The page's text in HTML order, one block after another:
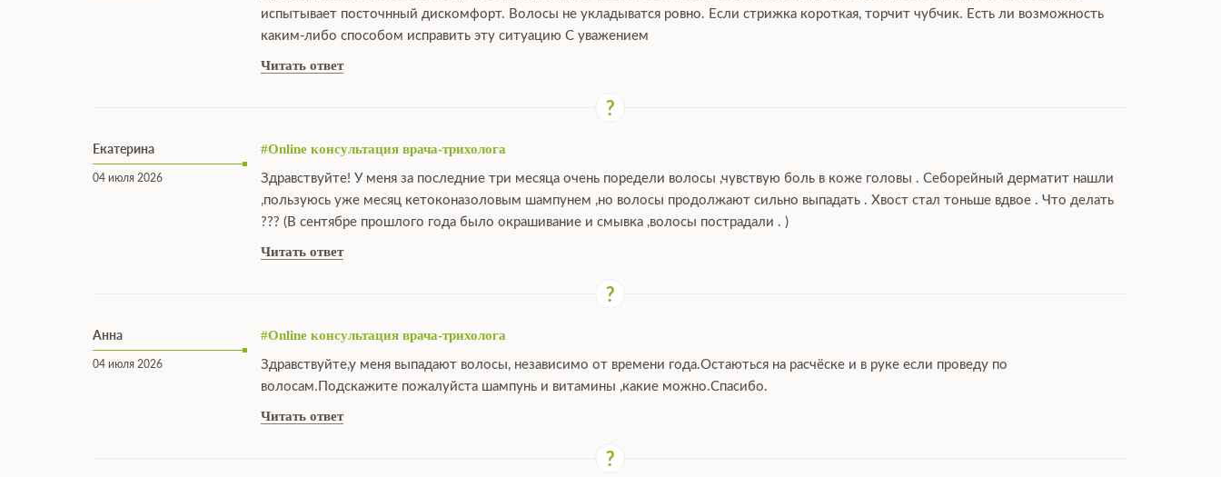
испытывает посточнный дискомфорт. Волосы не укладыватся ровно. Если стрижка короткая, торчит чубчик. Есть ли возможность
каким-либо способом исправить эту ситуацию С уважением
Читать ответ
Екатерина
04 июля 2026
#Online консультация врача-трихолога
Здравствуйте! У меня за последние три месяца очень поредели волосы ,чувствую боль в коже головы . Себорейный дерматит нашли
,пользуюсь уже месяц кетоконазоловым шампунем ,но волосы продолжают сильно выпадать . Хвост стал тоньше вдвое . Что делать
??? (В сентябре прошлого года было окрашивание и смывка ,волосы пострадали . )
Читать ответ
Анна
04 июля 2026
#Online консультация врача-трихолога
Здравствуйте,у меня выпадают волосы, независимо от времени года.Остаються на расчёске и в руке если проведу по
волосам.Подскажите пожалуйста шампунь и витамины ,какие можно.Спасибо.
Читать ответ